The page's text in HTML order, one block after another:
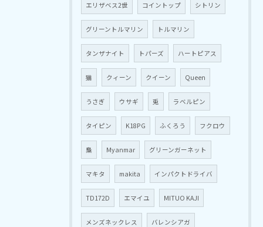
エリザベス2世 コイントップ シトリン
グリーントルマリン トルマリン
タンザナイト トパーズ ハートピアス
猫 クィーン クイーン Queen
うさぎ ウサギ 兎 ラベルピン
タイピン K18PG ふくろう フクロウ
梟 Myanmar グリーンガーネット
マキタ makita インパクトドライバ
TD172D エマイユ MITUO KAJI
メンズネックレス バレンシアガ